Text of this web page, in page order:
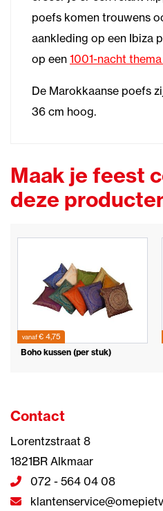
poefs komen trouwens
aankleding op een Ibiza
op een 1001-nacht
De Marokkaanse poefs
36 cm hoog.
Maak je feest
deze
vanaf€ 4,75
Boho kussen (per stuk)
Contact
Lorentzstraat 8
1821BR Alkmaar
072 - 564 04 08